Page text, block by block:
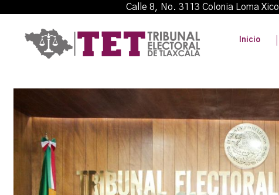
Calle 8, No. 3113 Colonia
Inicio